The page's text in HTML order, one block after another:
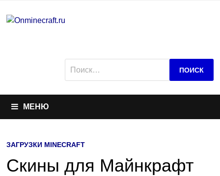
МЕНЮ
ЗАГРУЗКИ MINECRAFT
Скины для Майнкрафт